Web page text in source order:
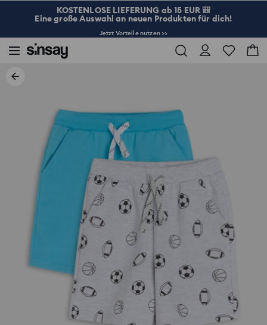
KOSTENLOSE LIEFERUNG ab 15 EUR 🎒
Eine große Auswahl an neuen Produkten für dich!
Jetzt Vorteile nutzen >>